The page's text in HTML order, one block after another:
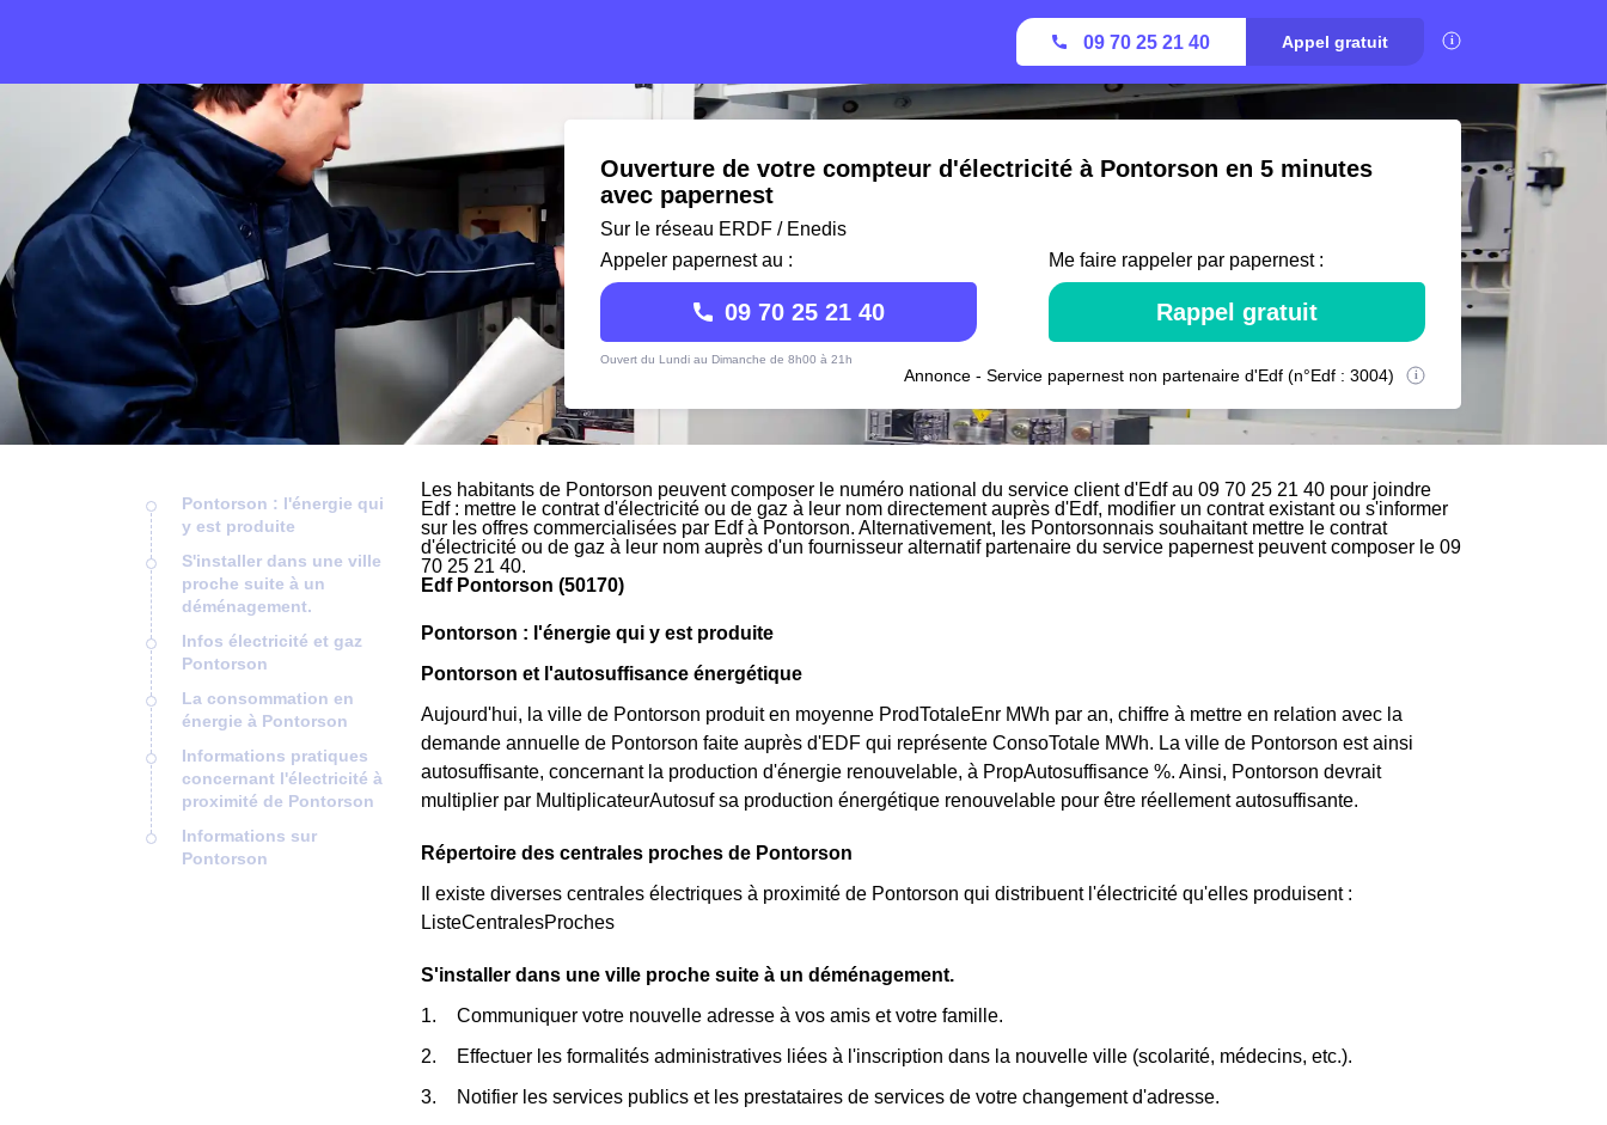
09 70 25 21 40 Appel gratuit
Ouverture de votre compteur d'électricité à Pontorson en 5 minutes
avec papernest
Sur le réseau ERDF / Enedis
Appeler papernest au :
09 70 25 21 40
Ouvert du Lundi au Dimanche de 8h00 à 21h
Me faire rappeler par papernest :
Rappel gratuit
Annonce - Service papernest non partenaire d'Edf (n°Edf : 3004)
Pontorson : l'énergie qui
y est produite
S'installer dans une ville
proche suite à un
déménagement.
Infos électricité et gaz
Pontorson
La consommation en
énergie à Pontorson
Informations pratiques
concernant l'électricité à
proximité de Pontorson
Informations sur
Pontorson
Les habitants de Pontorson peuvent composer le numéro national du service client d'Edf au 09 70 25 21 40 pour joindre
Edf : mettre le contrat d'électricité ou de gaz à leur nom directement auprès d'Edf, modifier un contrat existant ou s'informer
sur les offres commercialisées par Edf à Pontorson. Alternativement, les Pontorsonnais souhaitant mettre le contrat
d'électricité ou de gaz à leur nom auprès d'un fournisseur alternatif partenaire du service papernest peuvent composer le 09
70 25 21 40.
Edf Pontorson (50170)
Pontorson : l'énergie qui y est produite
Pontorson et l'autosuffisance énergétique
Aujourd'hui, la ville de Pontorson produit en moyenne ProdTotaleEnr MWh par an, chiffre à mettre en relation avec la
demande annuelle de Pontorson faite auprès d'EDF qui représente ConsoTotale MWh. La ville de Pontorson est ainsi
autosuffisante, concernant la production d'énergie renouvelable, à PropAutosuffisance %. Ainsi, Pontorson devrait
multiplier par MultiplicateurAutosuf sa production énergétique renouvelable pour être réellement autosuffisante.
Répertoire des centrales proches de Pontorson
Il existe diverses centrales électriques à proximité de Pontorson qui distribuent l'électricité qu'elles produisent :
ListeCentralesProches
S'installer dans une ville proche suite à un déménagement.
Communiquer votre nouvelle adresse à vos amis et votre famille.
Effectuer les formalités administratives liées à l'inscription dans la nouvelle ville (scolarité, médecins, etc.).
Notifier les services publics et les prestataires de services de votre changement d'adresse.